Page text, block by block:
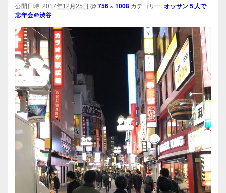
ビ
ー
シ
ョ
ン
公開日時:2017年12月25日 @756 × 1008 カテゴリー:オッサン５人で
忘年会＠渋谷